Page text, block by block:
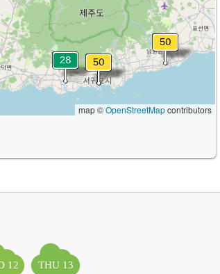
map ©OpenStreetMapcontributors
12 THU 13